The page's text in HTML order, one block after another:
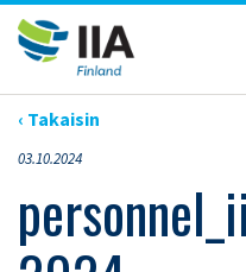
Siirry
sisältöön
›YHTEYSTIEDOT›
‹ Takaisin
03.10.2024